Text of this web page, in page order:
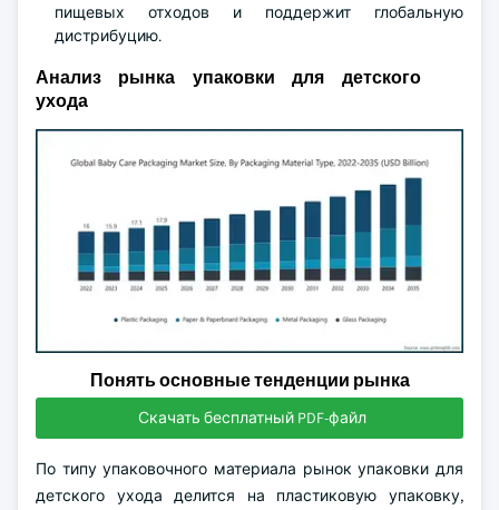
пищевых отходов и поддержит глобальную
дистрибуцию.
Анализ рынка упаковки для детского
ухода
Понять основные тенденции рынка
Скачать бесплатный PDF-файл
По типу упаковочного материала рынок упаковки для
детского ухода делится на пластиковую упаковку,